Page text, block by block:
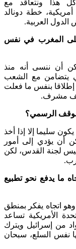
هذا ونتعاقد مع
خطة دونالد
الدول العربية.
المغرب في نفس
أن ننسى أنه منذ
يتضامن مع الشعب
إطلاقا بنفس ما فعلت
مشرف.
الرسمي؟
سليما إلا إذا أخذ
أن يؤدي إلى أمور
لجنة القدس، لكن
ما يدفع نحو تطبيع
اتجاه يفكر بمنطق
الأمريكية تساعد
من إسرائيل ويترك
نفس السلع، سبحان